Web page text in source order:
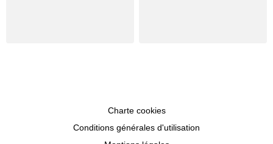
Charte cookies
Conditions générales d'utilisation